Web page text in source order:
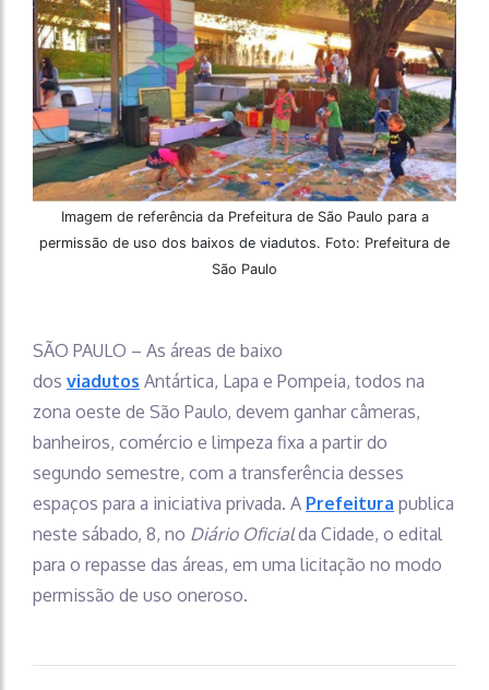
Imagem de referência da Prefeitura de São Paulo para a
permissão de uso dos baixos de viadutos. Foto: Prefeitura de
São Paulo
SÃO PAULO – As áreas de baixo
dos viadutos Antártica, Lapa e Pompeia, todos na
zona oeste de São Paulo, devem ganhar câmeras,
banheiros, comércio e limpeza fixa a partir do
segundo semestre, com a transferência desses
espaços para a iniciativa privada. A Prefeitura publica
neste sábado, 8, no Diário Oficialda Cidade, o edital
para o repasse das áreas, em uma licitação no modo
permissão de uso oneroso.